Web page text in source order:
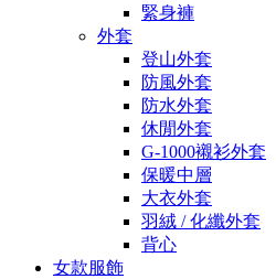
緊身褲
外套
登山外套
防風外套
防水外套
休閒外套
G-1000襯衫外套
保暖中層
大衣外套
羽絨 / 化纖外套
背心
女款服飾